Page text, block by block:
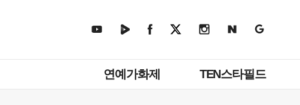
뉴
연예가화제 TEN스타필드